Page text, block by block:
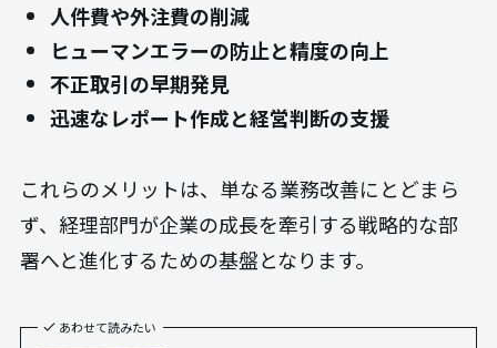
人件費や外注費の削減
ヒューマンエラーの防止と精度の向上
不正取引の早期発見
迅速なレポート作成と経営判断の支援
これらのメリットは、単なる業務改善にとどまら
ず、経理部門が企業の成長を牽引する戦略的な部
署へと進化するための基盤となります。
あわせて読みたい